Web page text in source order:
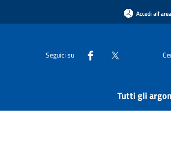
Accedi
Seguici su
Tutti gli